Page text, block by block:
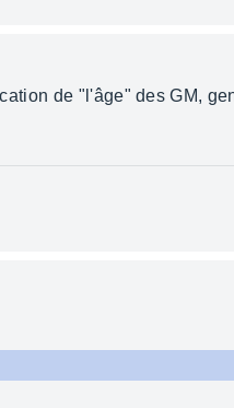
de "l'âge" des GM,